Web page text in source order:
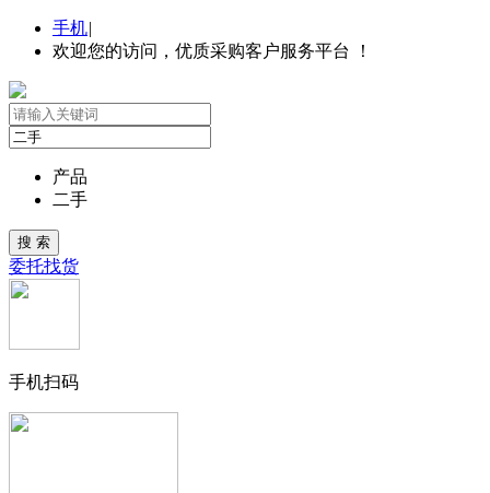
手机|
欢迎您的访问，优质采购客户服务平台 ！
产品
二手
委托找货
手机扫码